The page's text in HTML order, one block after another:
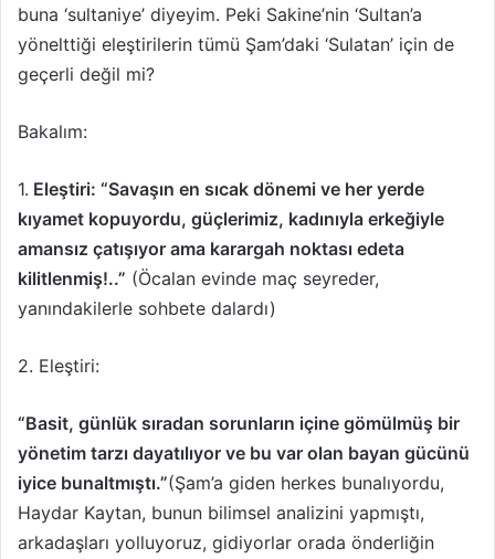
buna ‘sultaniye’ diyeyim. Peki Sakine’nin ‘Sultan’a
yönelttiği eleştirilerin tümü Şam’daki ‘Sulatan’ için de
geçerli değil mi?
Bakalım:
1. Eleştiri: “Savaşın en sıcak dönemi ve her yerde
kıyamet kopuyordu, güçlerimiz, kadınıyla erkeğiyle
amansız çatışıyor ama karargah noktası edeta
kilitlenmiş!..” (Öcalan evinde maç seyreder,
yanındakilerle sohbete dalardı)
2. Eleştiri:
“Basit, günlük sıradan sorunların içine gömülmüş bir
yönetim tarzı dayatılıyor ve bu var olan bayan gücünü
iyice bunaltmıştı.”(Şam’a giden herkes bunalıyordu,
Haydar Kaytan, bunun bilimsel analizini yapmıştı,
arkadaşları yolluyoruz, gidiyorlar orada önderliğin